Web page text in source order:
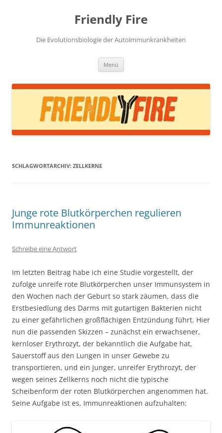
Friendly Fire
Die Evolutionsbiologie der Autoimmunkrankheiten
Menü
SCHLAGWORTARCHIV: ZELLKERNE
Junge rote Blutkörperchen regulieren
Immunreaktionen
Schreibe eine Antwort
Im letzten Beitrag habe ich eine Studie vorgestellt, der
zufolge unreife rote Blutkörperchen unser Immunsystem in
den Wochen nach der Geburt so stark zäumen, dass die
Erstbesiedlung des Darms mit gutartigen Bakterien nicht
zu einer gefährlichen großflächigen Entzündung führt. Hier
nun die passenden Skizzen – zunächst ein erwachsener,
kernloser Erythrozyt, der bekanntlich die Aufgabe hat,
Sauerstoff aus den Lungen in unser Gewebe zu
transportieren, und ein junger, unreifer Erythrozyt, der
wegen seines Zellkerns noch nicht die typische
Scheibenform der roten Blutkörperchen angenommen hat.
Seine Aufgabe ist es, Immunreaktionen aufzuhalten: